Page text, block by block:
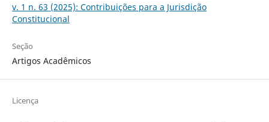
v. 1 n. 63 (2025): Contribuições para a Jurisdição
Constitucional
Seção
Artigos Acadêmicos
Licença